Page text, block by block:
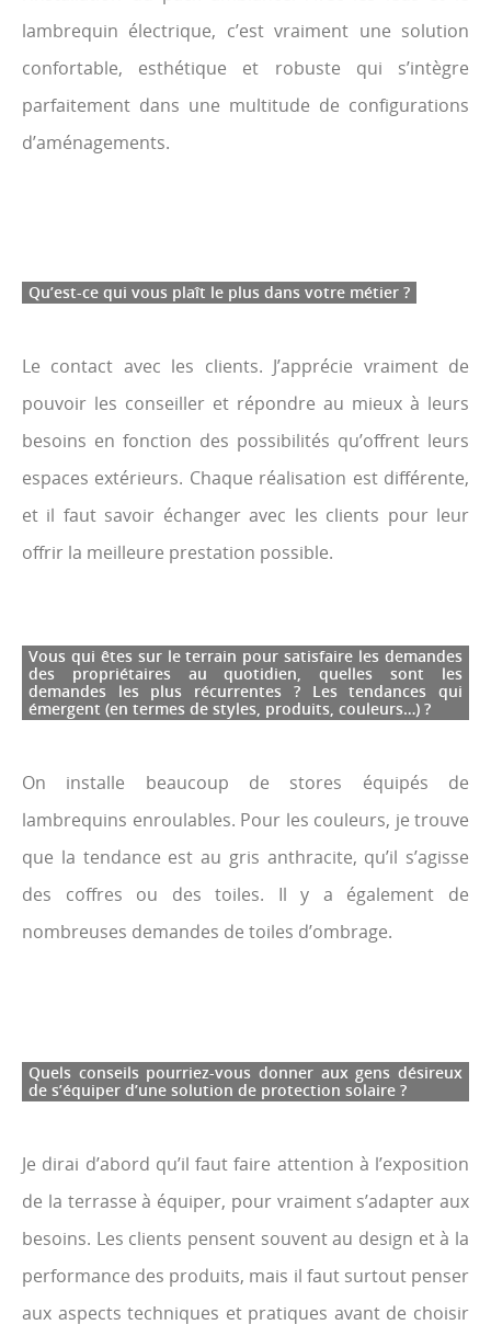
lambrequin électrique, c’est vraiment une solution
confortable, esthétique et robuste qui s’intègre
parfaitement dans une multitude de configurations
d’aménagements.
Qu’est-ce qui vous plaît le plus dans votre métier ?
Le contact avec les clients. J’apprécie vraiment de
pouvoir les conseiller et répondre au mieux à leurs
besoins en fonction des possibilités qu’offrent leurs
espaces extérieurs. Chaque réalisation est différente,
et il faut savoir échanger avec les clients pour leur
offrir la meilleure prestation possible.
Vous qui êtes sur le terrain pour satisfaire les demandes
des propriétaires au quotidien, quelles sont les
demandes les plus récurrentes ? Les tendances qui
émergent (en termes de styles, produits, couleurs…) ?
On installe beaucoup de stores équipés de
lambrequins enroulables. Pour les couleurs, je trouve
que la tendance est au gris anthracite, qu’il s’agisse
des coffres ou des toiles. Il y a également de
nombreuses demandes de toiles d’ombrage.
Quels conseils pourriez-vous donner aux gens désireux
de s’équiper d’une solution de protection solaire ?
Je dirai d’abord qu’il faut faire attention à l’exposition
de la terrasse à équiper, pour vraiment s’adapter aux
besoins. Les clients pensent souvent au design et à la
performance des produits, mais il faut surtout penser
aux aspects techniques et pratiques avant de choisir